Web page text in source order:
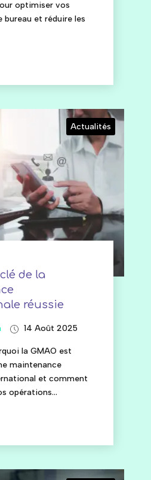
optimiser vos
bureau et réduire les
Actualités
de la
réussie
14 Août 2025
la GMAO est
maintenance
et comment
opérations...